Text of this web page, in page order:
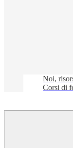
Noi,
Corsi di